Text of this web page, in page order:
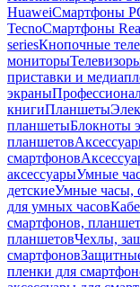
HuaweiСмартфоны
TecnoСмартфоны
seriesКнопочные
мониторы
приставки и
экраны
книгиПланшеты
планшетыБлокноты
планшетов
смартфонов
аксессуарыУмные
детскиеУмные часы,
для умных часов
смартфонов,
планшетовЧехлы,
смартфонов
пленки для